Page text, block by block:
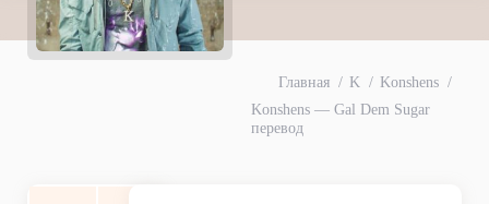
Главная K
Konshens
Konshens — Gal Dem Sugar
перевод